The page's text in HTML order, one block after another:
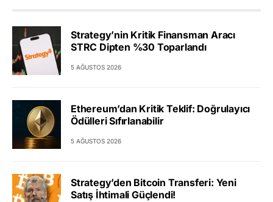
Strategy’nin Kritik Finansman Aracı
STRC Dipten %30 Toparlandı
5 AĞUSTOS 2026
Ethereum’dan Kritik Teklif: Doğrulayıcı
Ödülleri Sıfırlanabilir
5 AĞUSTOS 2026
Strategy’den Bitcoin Transferi: Yeni
Satış İhtimali Güçlendi!